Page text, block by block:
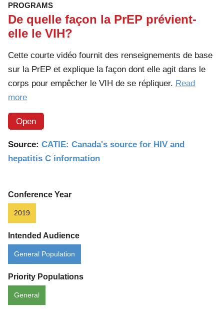
PROGRAMS
De quelle façon la PrEP prévient-
elle le VIH?
Cette courte vidéo fournit des renseignements de base
sur la PrEP et explique la façon dont elle agit dans le
corps pour empêcher le VIH de se répliquer. Read
moreof
the
article:
PrEP
prévient-
elle
le
VIH?
Open
Source: CATIE: Canada's source for HIV and
hepatitis C information
Conference Year
2019
Intended Audience
General Population
Priority Populations
General